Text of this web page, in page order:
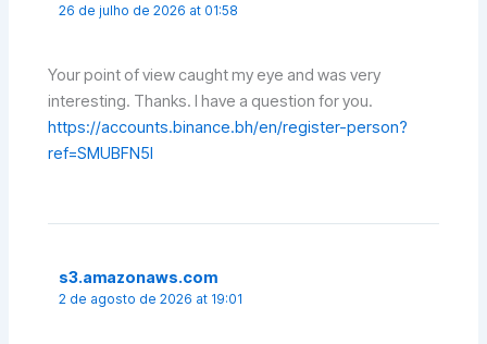
26 de julho de 2026 at 01:58
Your point of view caught my eye and was very
interesting. Thanks. I have a question for you.
https://accounts.binance.bh/en/register-person?
ref=SMUBFN5I
s3.amazonaws.com
2 de agosto de 2026 at 19:01